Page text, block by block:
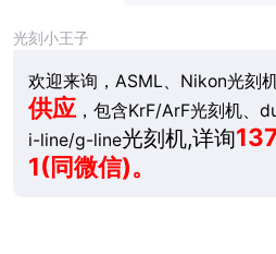
光刻小王子
欢迎来询，ASML、Nikon光刻
供应，包含KrF/ArF光刻机、
i-line/g-line光刻机,详询
1(同微信)。